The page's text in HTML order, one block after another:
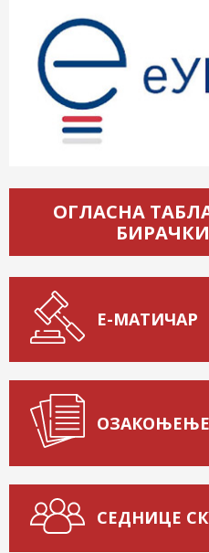
ОГЛАСНА
Е-МАТИЧАР
ОЗАКОЊЕЊЕ
СЕДНИЦЕ